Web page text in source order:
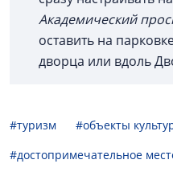
Академический
оставить на
дворца или вдоль
#туризм
#объекты
#достопримечательное